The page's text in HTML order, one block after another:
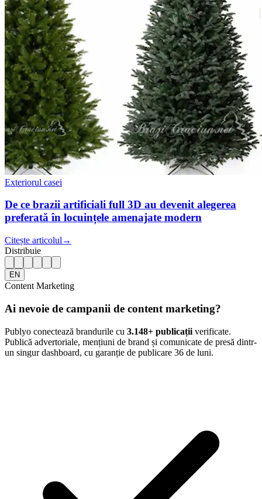
Exteriorul casei
De ce brazii artificiali full 3D au devenit alegerea
preferată în locuințele amenajate modern
Citește articolul →
Distribuie
EN
Content Marketing
Ai nevoie de campanii de content marketing?
Publyo conectează brandurile cu 3.148+ publicații verificate.
Publică advertoriale, mențiuni de brand și comunicate de presă dintr-
un singur dashboard, cu garanție de publicare 36 de luni.